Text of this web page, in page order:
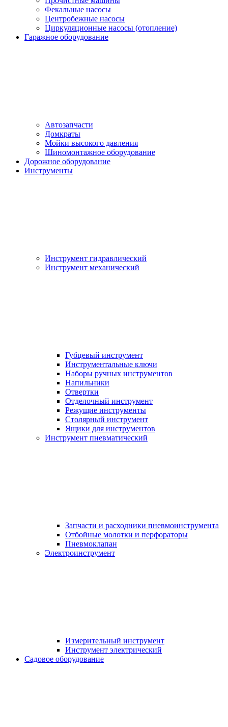
Фекальные насосы
Центробежные насосы
Циркуляционные насосы (отопление)
Гаражное оборудование
Автозапчасти
Домкраты
Мойки высокого давления
Шиномонтажное оборудование
Дорожное оборудование
Инструменты
Инструмент гидравлический
Инструмент механический
Губцевый инструмент
Инструментальные ключи
Наборы ручных инструментов
Напильники
Отвертки
Отделочный инструмент
Режущие инструменты
Столярный инструмент
Ящики для инструментов
Инструмент пневматический
Запчасти и расходники пневмоинструмента
Отбойные молотки и перфораторы
Пневмоклапан
Электроинструмент
Измерительный инструмент
Инструмент электрический
Садовое оборудование